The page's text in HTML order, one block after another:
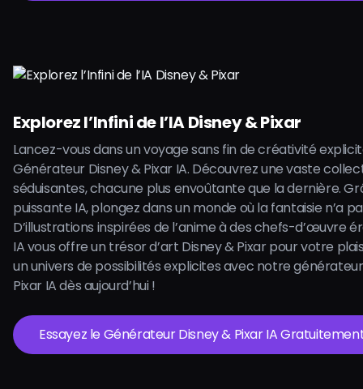
Explorez l’Infini de l’IA Disney & Pixar
Lancez-vous dans un voyage sans fin de créativité
Générateur Disney & Pixar IA. Découvrez une vaste
séduisantes, chacune plus envoûtante que la dernière.
puissante IA, plongez dans un monde où la fantaisie n’a
D’illustrations inspirées de l’anime à des chefs-d’œuvre
IA vous offre un trésor d’art Disney & Pixar pour votre
un univers de possibilités explicites avec notre
Pixar IA dès aujourd’hui !
Essayez le Générateur Disney & Pixar IA